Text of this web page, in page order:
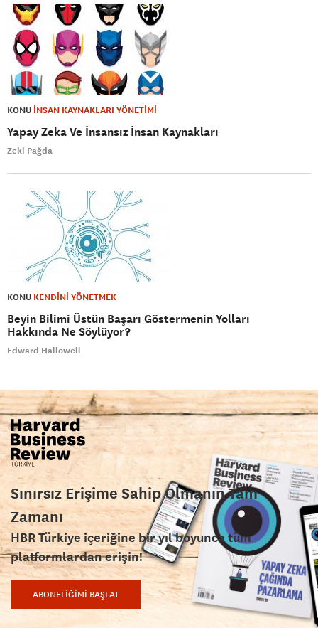
KONU İNSAN KAYNAKLARI YÖNETİMİ
Yapay Zeka Ve İnsansız İnsan Kaynakları
Zeki Pağda
KONU KENDİNİ YÖNETMEK
Beyin Bilimi Üstün Başarı Göstermenin Yolları
Hakkında Ne Söylüyor?
Edward Hallowell
Sınırsız Erişime Sahip Olmanın Tam
Zamanı
HBR Türkiye içeriğine bir yıl boyunca tüm
platformlardan erişin!
ABONELİĞİMİ BAŞLAT